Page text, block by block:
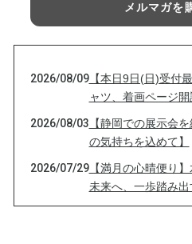
メルマガを
2026/08/09【本日9日(日)受付
ャツ、着画ページ
2026/08/03 【静岡での展示会
の気持ちを込めて】
2026/07/29【満月の心晴便り
未来へ、一歩踏み出